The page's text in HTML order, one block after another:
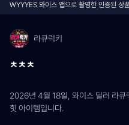
WYYYES 와이스 앱으로 촬영한 인증된 상
라큐럭키
ㅊㅊㅊ
2026년 4월 18일, 와이스 딜러 라큐
힛 아이템입니다.